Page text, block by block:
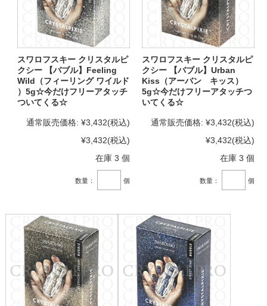
スワロフスキー クリスタルピ
クシー 【バブル】Feeling
Wild（フィーリング ワイルド
）5g☆今だけフリーアタッチ
ついてくる☆
通常販売価格: ¥3,432(税込)
¥3,432(税込)
在庫 3 個
数量： 個
スワロフスキー クリスタルピ
クシー 【バブル】Urban
Kiss（アーバン キッス）
5g☆今だけフリーアタッチつ
いてくる☆
通常販売価格: ¥3,432(税込)
¥3,432(税込)
在庫 3 個
数量： 個